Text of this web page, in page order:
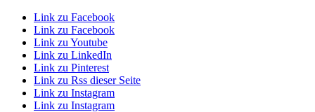
Link zu Facebook
Link zu Facebook
Link zu Youtube
Link zu LinkedIn
Link zu Pinterest
Link zu Rss dieser Seite
Link zu Instagram
Link zu Instagram